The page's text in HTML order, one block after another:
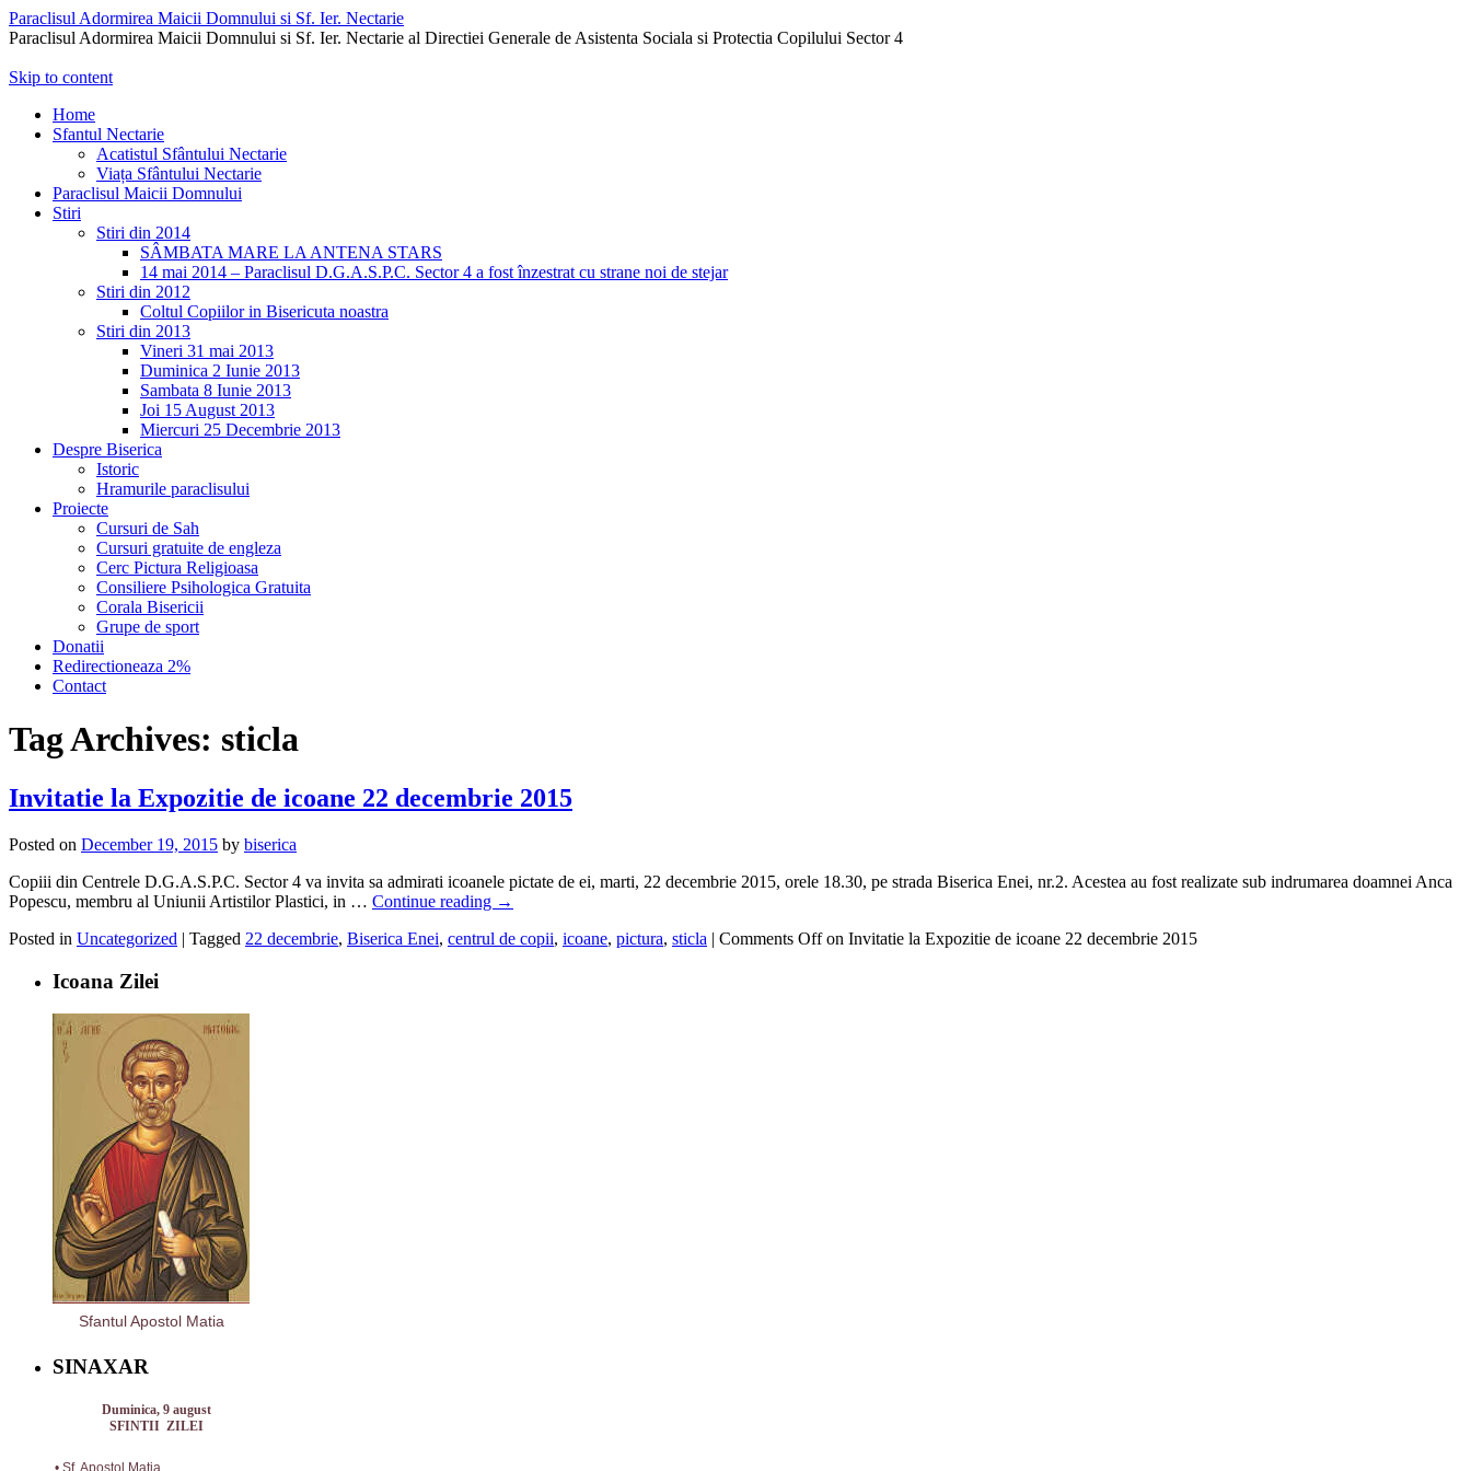
Paraclisul Adormirea Maicii Domnului si Sf. Ier. Nectarie
Paraclisul Adormirea Maicii Domnului si Sf. Ier. Nectarie al Directiei Generale de Asistenta Sociala si Protectia Copilului Sector 4
Skip to content
Home
Sfantul Nectarie
Acatistul Sfântului Nectarie
Viața Sfântului Nectarie
Paraclisul Maicii Domnului
Stiri
Stiri din 2014
SÂMBATA MARE LA ANTENA STARS
14 mai 2014 – Paraclisul D.G.A.S.P.C. Sector 4 a fost înzestrat cu strane noi de stejar
Stiri din 2012
Coltul Copiilor in Bisericuta noastra
Stiri din 2013
Vineri 31 mai 2013
Duminica 2 Iunie 2013
Sambata 8 Iunie 2013
Joi 15 August 2013
Miercuri 25 Decembrie 2013
Despre Biserica
Istoric
Hramurile paraclisului
Proiecte
Cursuri de Sah
Cursuri gratuite de engleza
Cerc Pictura Religioasa
Consiliere Psihologica Gratuita
Corala Bisericii
Grupe de sport
Donatii
Redirectioneaza 2%
Contact
Tag Archives: sticla
Invitatie la Expozitie de icoane 22 decembrie 2015
Posted on December 19, 2015 by biserica
Copiii din Centrele D.G.A.S.P.C. Sector 4 va invita sa admirati icoanele pictate de ei, marti, 22 decembrie 2015, orele 18.30, pe strada Biserica Enei, nr.2. Acestea au fost realizate sub indrumarea doamnei Anca
Popescu, membru al Uniunii Artistilor Plastici, in … Continue reading →
Posted in Uncategorized | Tagged 22 decembrie, Biserica Enei, centrul de copii, icoane, pictura, sticla | Comments Offon Invitatie la Expozitie de icoane 22 decembrie 2015
Icoana Zilei
Sfantul Apostol Matia
SINAXAR
Duminica, 9 august
SFINTII ZILEI
• Sf. Apostol Matia